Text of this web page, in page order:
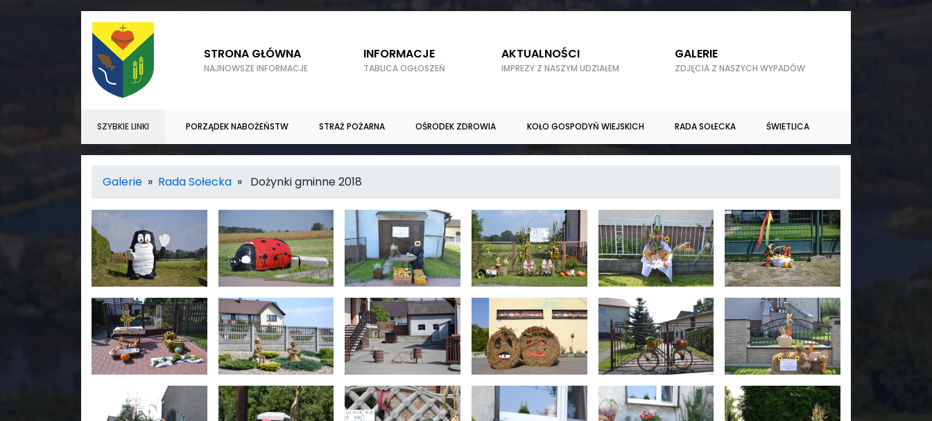
SZYBKIE LINKI
STRONA GŁÓWNA
NAJNOWSZE INFORMACJE
INFORMACJE
TABLICA OGŁOSZEŃ
AKTUALNOŚCI
IMPREZY Z NASZYM UDZIAŁEM
GALERIE
ZDJĘCIA Z NASZYCH WYPADÓW
PORZĄDEK NABOŻEŃSTW STRAŻ POŻARNA OŚRODEK ZDROWIA KOŁO GOSPODYŃ WIEJSKICH RADA SOŁECKA ŚWIETLICA
Galerie » Rada Sołecka » Dożynki gminne 2018